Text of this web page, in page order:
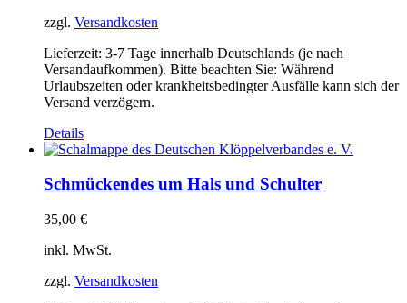
zzgl. Versandkosten
Lieferzeit: 3-7 Tage innerhalb Deutschlands (je nach
Versandaufkommen). Bitte beachten Sie: Während
Urlaubszeiten oder krankheitsbedingter Ausfälle kann sich der
Versand verzögern.
Details
Schmückendes um Hals und Schulter
35,00 €
inkl. MwSt.
zzgl. Versandkosten